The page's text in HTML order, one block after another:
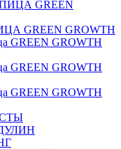
GREEN GROWTH
GREEN GROWTH
GREEN GROWTH
GREEN GROWTH